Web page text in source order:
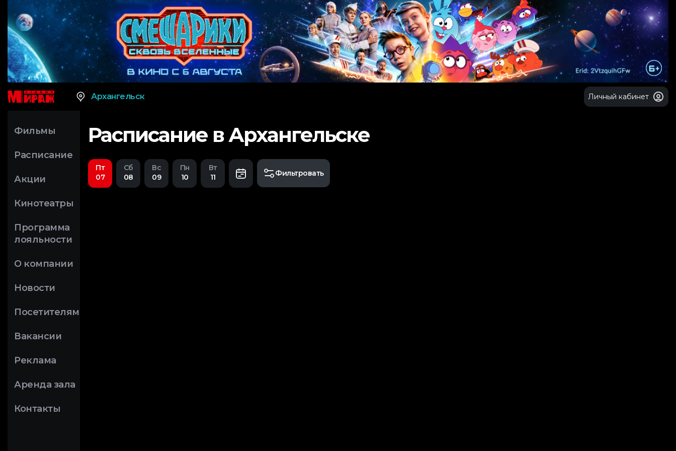
Архангельск Личный кабинет
Фильмы
Расписание
Акции
Кинотеатры
Программа
лояльности
О компании
Новости
Посетителям
Вакансии
Реклама
Аренда зала
Контакты
Расписание в Архангельске
Пт
07
Сб
08
Вс
09
Пн
10
Вт
11
Фильтровать